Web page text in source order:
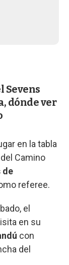
Sevens
dónde ver
en la tabla
Camino
de
referee.
el
en su
con
del